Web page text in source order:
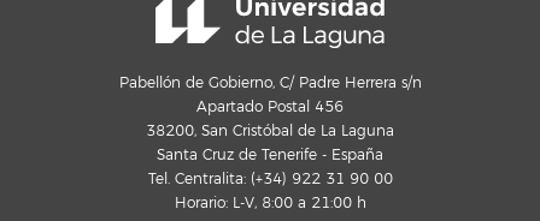
Pabellón de Gobierno, C/ Padre Herrera s/n
Apartado Postal 456
38200, San Cristóbal de La Laguna
Santa Cruz de Tenerife - España
Tel. Centralita: (+34) 922 31 90 00
Horario: L-V, 8:00 a 21:00 h